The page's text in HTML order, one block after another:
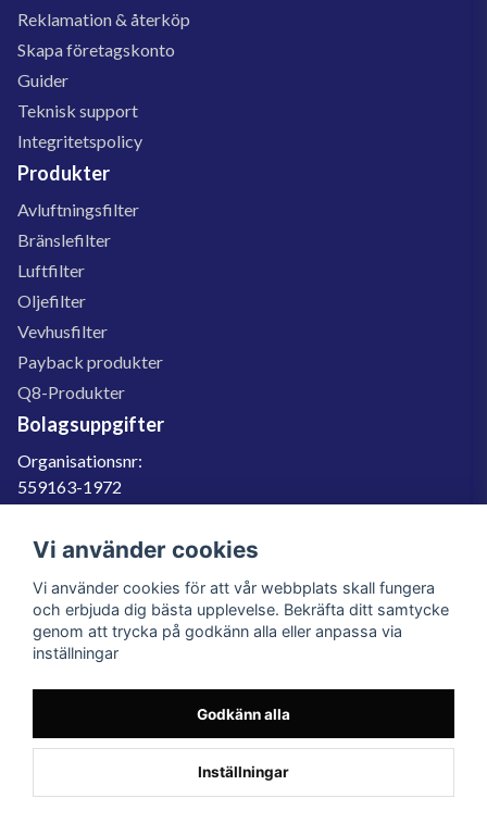
Reklamation & återköp
Skapa företagskonto
Guider
Teknisk support
Integritetspolicy
Produkter
Avluftningsfilter
Bränslefilter
Luftfilter
Oljefilter
Vevhusfilter
Payback produkter
Q8-Produkter
Bolagsuppgifter
Organisationsnr:
559163-1972
SE559163197201
060-566 800
info@filter.se
559163-1972
© 2023 Filter.se, All rights reserved.
Vi använder cookies
Vi använder cookies för att vår webbplats skall fungera
och erbjuda dig bästa upplevelse. Bekräfta ditt samtycke
genom att trycka på godkänn alla eller anpassa via
inställningar
Godkänn alla
Inställningar